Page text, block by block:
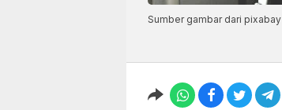
Sumber gambar dari pixabay